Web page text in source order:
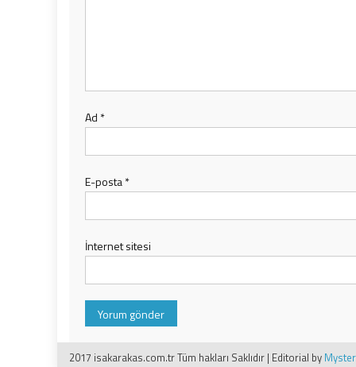
Ad *
E-posta*
İnternet sitesi
2017 isakarakas.com.tr Tüm hakları Saklıdır | Editorial by